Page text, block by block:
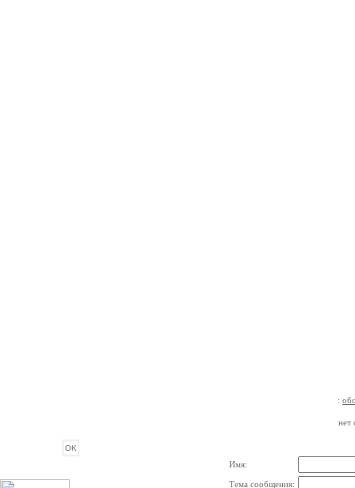
:
нет
Имя:
Тема сообщения: